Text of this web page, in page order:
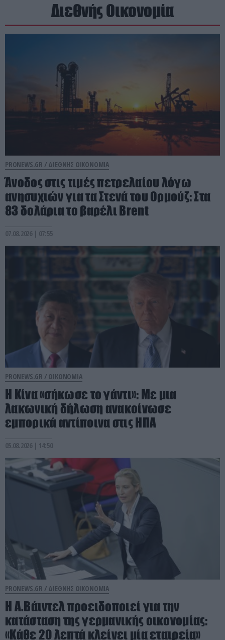
Διεθνής Οικονομία
PRONEWS.GR / ΔΙΕΘΝΗΣ ΟΙΚΟΝΟΜΙΑ
Άνοδος στις τιμές πετρελαίου λόγω
ανησυχιών για τα Στενά του Ορμούζ: Στα
83 δολάρια το βαρέλι Brent
07.08.2026 | 07:55
PRONEWS.GR / ΟΙΚΟΝΟΜΙΑ
Η Κίνα «σήκωσε το γάντι»: Με μια
λακωνική δήλωση ανακοίνωσε
εμπορικά αντίποινα στις ΗΠΑ
05.08.2026 | 14:50
PRONEWS.GR / ΔΙΕΘΝΗΣ ΟΙΚΟΝΟΜΙΑ
Η Α.Βάιντελ προειδοποιεί για την
κατάσταση της γερμανικής οικονομίας:
«Κάθε 20 λεπτά κλείνει μία εταιρεία»